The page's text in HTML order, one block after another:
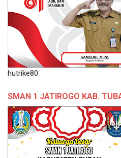
hutrike80
SMAN 1 JATIROGO KAB.